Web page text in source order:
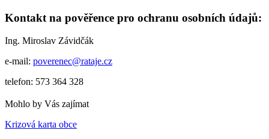
Kontakt na pověřence pro ochranu osobních údajů:
Ing. Miroslav Závidčák
e-mail: poverenec@rataje.cz
telefon: 573 364 328
Mohlo by Vás zajímat
Krizová karta obce